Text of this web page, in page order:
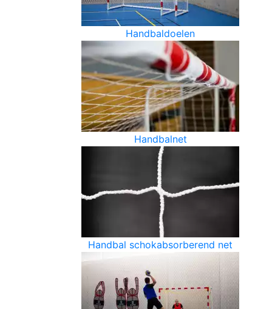
Handbaldoelen
Handbalnet
Handbal schokabsorberend net